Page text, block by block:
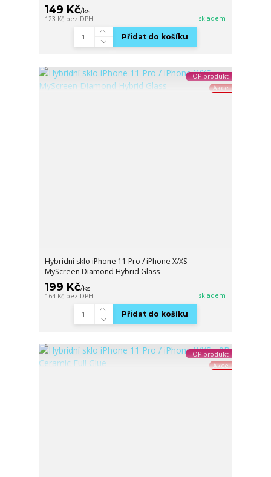
149 Kč/ks
123 Kč bez DPH skladem
Přidat do košíku
TOP produkt
Akce
Hybridní sklo iPhone 11 Pro / iPhone X/XS -
MyScreen Diamond Hybrid Glass
199 Kč/ks
164 Kč bez DPH skladem
Přidat do košíku
TOP produkt
Akce